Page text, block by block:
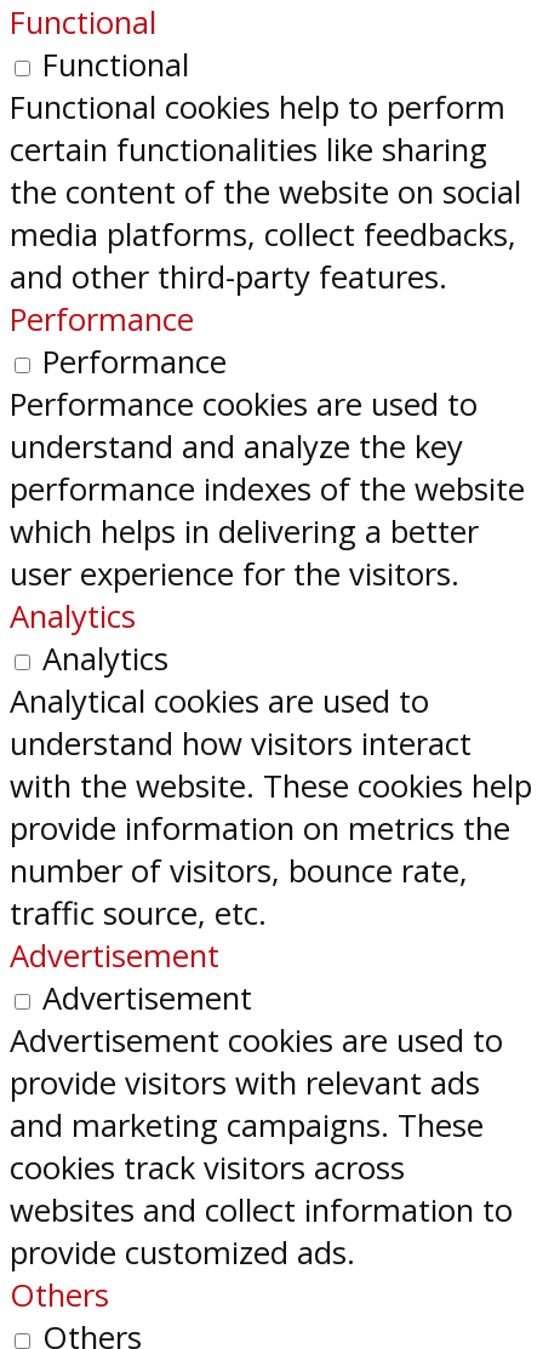
Functional
Functional
Functional cookies help to perform
certain functionalities like sharing
the content of the website on social
media platforms, collect feedbacks,
and other third-party features.
Performance
Performance
Performance cookies are used to
understand and analyze the key
performance indexes of the website
which helps in delivering a better
user experience for the visitors.
Analytics
Analytics
Analytical cookies are used to
understand how visitors interact
with the website. These cookies help
provide information on metrics the
number of visitors, bounce rate,
traffic source, etc.
Advertisement
Advertisement
Advertisement cookies are used to
provide visitors with relevant ads
and marketing campaigns. These
cookies track visitors across
websites and collect information to
provide customized ads.
Others
Others